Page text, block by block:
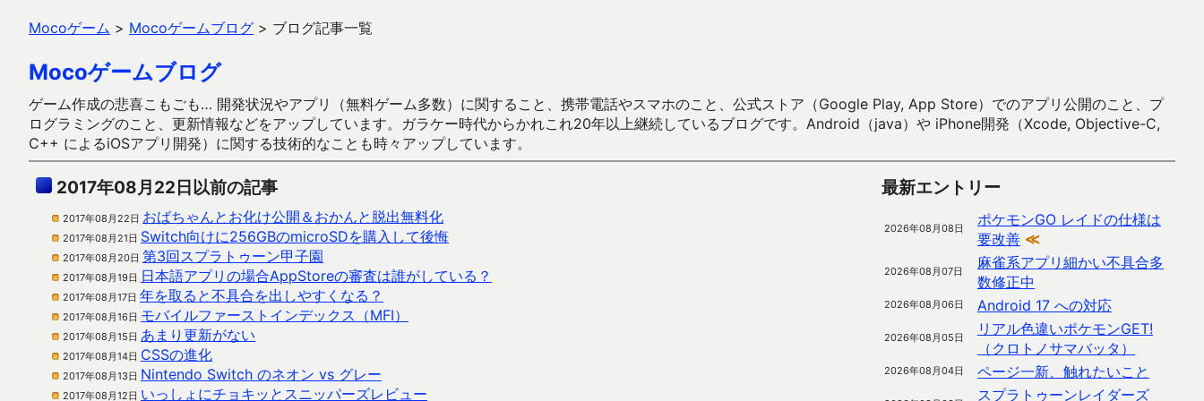
Mocoゲーム > Mocoゲームブログ > ブログ記事一覧
Mocoゲームブログ
ゲーム作成の悲喜こもごも… 開発状況やアプリ（無料ゲーム多数）に関すること、携帯電話やスマホのこと、公式ストア（Google Play, App Store）でのアプリ公開のこと、プ
ログラミングのこと、更新情報などをアップしています。ガラケー時代からかれこれ20年以上継続しているブログです。Android（java）や iPhone開発（Xcode, Objective-C,
C++ によるiOSアプリ開発）に関する技術的なことも時々アップしています。
2017年08月22日以前の記事
2017年08月22日 おばちゃんとお化け公開＆おかんと脱出無料化
2017年08月21日 Switch向けに256GBのmicroSDを購入して後悔
2017年08月20日 第3回スプラトゥーン甲子園
2017年08月19日 日本語アプリの場合AppStoreの審査は誰がしている？
2017年08月17日 年を取ると不具合を出しやすくなる？
2017年08月16日 モバイルファーストインデックス（MFI）
2017年08月15日 あまり更新がない
2017年08月14日 CSSの進化
2017年08月13日 Nintendo Switch のネオン vs グレー
2017年08月12日 いっしょにチョキッとスニッパーズレビュー
最新エントリー
2026年08月08日
ポケモンGO レイドの仕様は
要改善 ≪
2026年08月07日
麻雀系アプリ細かい不具合多
数修正中
2026年08月06日 Android 17 への対応
2026年08月05日
リアル色違いポケモンGET!
（クロトノサマバッタ）
2026年08月04日 ページ一新、触れたいこと
スプラトゥーンレイダーズ